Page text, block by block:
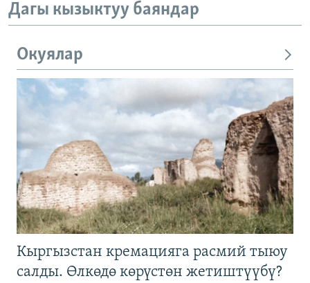
Дагы кызыктуу баяндар
Окуялар
Кыргызстан кремацияга расмий тыюу
салды. Өлкөдө көрүстөн жетиштүүбү?